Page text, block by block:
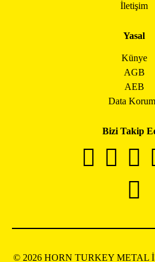
İletişim
Yasal
Künye
AGB
AEB
Data
Bizi Takip
© 2026 HORN TURKEY METAL